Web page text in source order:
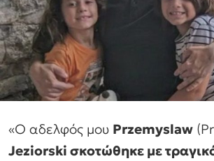
«Ο αδελφός μου Przemyslaw
Jeziorski σκοτώθηκε με